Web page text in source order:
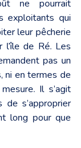
ne pourrait
exploitants qui
leur pêcherie
de Ré. Les
pas un
ni en termes de
Il s’agit
de s’approprier
long pour que